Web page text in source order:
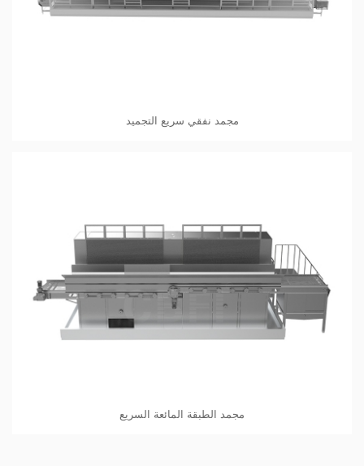
مجمد نفقي سريع التجميد
مجمد الطبقة المائعة السريع